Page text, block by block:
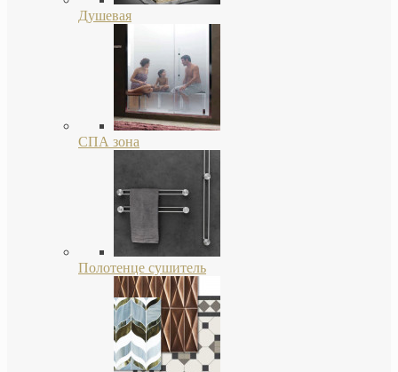
Душевая
СПА зона
Полотенце сушитель